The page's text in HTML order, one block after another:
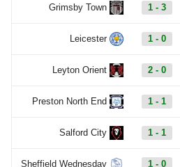
Grimsby Town 1 - 3
Leicester 1 - 0
Leyton Orient 2 - 0
Preston North End 1 - 1
Salford City 1 - 1
Sheffield Wednesday 1 - 0